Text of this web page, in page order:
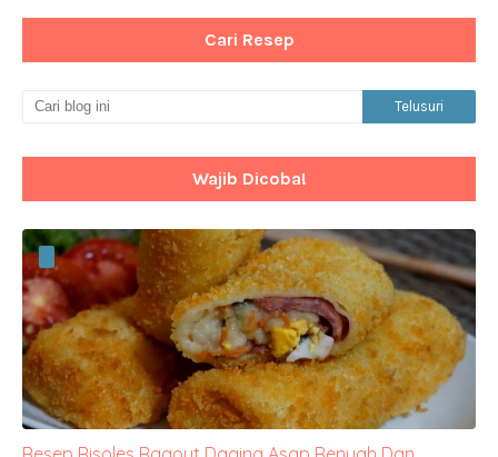
Cari Resep
Wajib Dicoba!